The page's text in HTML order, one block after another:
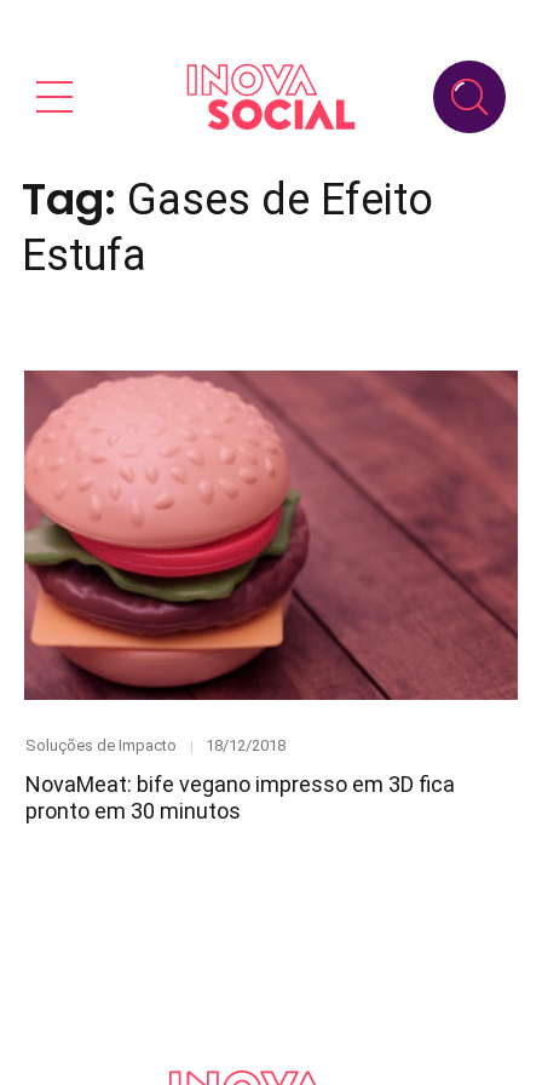
Tag: Gases de Efeito
Estufa
Category
Soluções de Impacto
Posted
18/12/2018
NovaMeat: bife vegano impresso em 3D fica
pronto em 30 minutos